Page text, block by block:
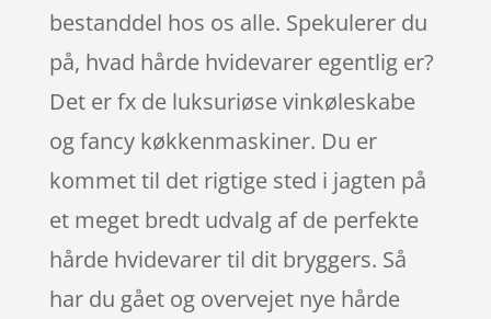
bestanddel hos os alle. Spekulerer du
på, hvad hårde hvidevarer egentlig er?
Det er fx de luksuriøse vinkøleskabe
og fancy køkkenmaskiner. Du er
kommet til det rigtige sted i jagten på
et meget bredt udvalg af de perfekte
hårde hvidevarer til dit bryggers. Så
har du gået og overvejet nye hårde